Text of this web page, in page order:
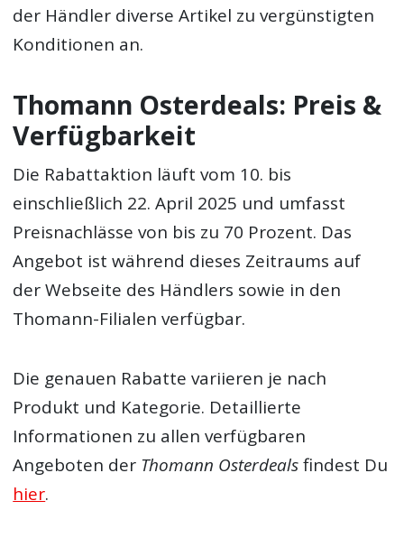
der Händler diverse Artikel zu vergünstigten
Konditionen an.
Thomann Osterdeals: Preis &
Verfügbarkeit
Die Rabattaktion läuft vom 10. bis
einschließlich 22. April 2025 und umfasst
Preisnachlässe von bis zu 70 Prozent. Das
Angebot ist während dieses Zeitraums auf
der Webseite des Händlers sowie in den
Thomann-Filialen verfügbar.
Die genauen Rabatte variieren je nach
Produkt und Kategorie. Detaillierte
Informationen zu allen verfügbaren
Angeboten der Thomann Osterdealsfindest Du
hier.